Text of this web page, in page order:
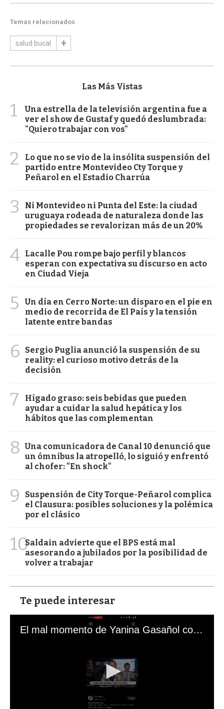
Temas relacionados
salud bucal
Las Más Vistas
1
Una estrella de la televisión argentina fue a
ver el show de Gustaf y quedó deslumbrada:
"Quiero trabajar con vos"
2
Lo que no se vio de la insólita suspensión del
partido entre Montevideo Cty Torque y
Peñarol en el Estadio Charrúa
3
Ni Montevideo ni Punta del Este: la ciudad
uruguaya rodeada de naturaleza donde las
propiedades se revalorizan más de un 20%
4 Lacalle Pou rompe bajo perfil y blancos
esperan con expectativa su discurso en acto
en Ciudad Vieja
5
Un día en Cerro Norte: un disparo en el pie en
medio de recorrida de El País y la tensión
latente entre bandas
6
Sergio Puglia anunció la suspensión de su
reality: el curioso motivo detrás de la
decisión
7
Hígado graso: seis bebidas que pueden
ayudar a cuidar la salud hepática y los
hábitos que las complementan
8 Una comunicadora de Canal 10 denunció que
un ómnibus la atropelló, lo siguió y enfrentó
al chofer: "En shock"
9
Suspensión de City Torque-Peñarol complica
el Clausura: posibles soluciones y la polémica
por el clásico
10Saldain advierte que el BPS está mal
asesorando a jubilados por la posibilidad de
volver a trabajar
Te puede interesar
El mal momento de Yanina Gasañol con un hincha argentino en "Subrayado"